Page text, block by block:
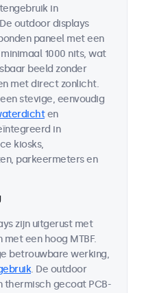
in
outdoor displays
paneel met een
1000 nits, wat
beeld zonder
met direct zonlicht.
stevige, eenvoudig
en
in
kiosks,
parkeermeters en
zijn uitgerust met
een hoog MTBF.
betrouwbare werking,
. De outdoor
thermisch gecoat PCB-